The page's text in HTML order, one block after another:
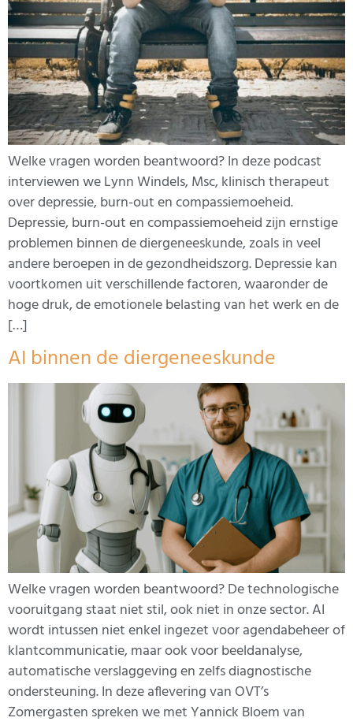
Welke vragen worden beantwoord? In deze podcast
interviewen we Lynn Windels, Msc, klinisch therapeut
over depressie, burn-out en compassiemoeheid.
Depressie, burn-out en compassiemoeheid zijn ernstige
problemen binnen de diergeneeskunde, zoals in veel
andere beroepen in de gezondheidszorg. Depressie kan
voortkomen uit verschillende factoren, waaronder de
hoge druk, de emotionele belasting van het werk en de
[…]
AI binnen de diergeneeskunde
Welke vragen worden beantwoord? De technologische
vooruitgang staat niet stil, ook niet in onze sector. AI
wordt intussen niet enkel ingezet voor agendabeheer of
klantcommunicatie, maar ook voor beeldanalyse,
automatische verslaggeving en zelfs diagnostische
ondersteuning. In deze aflevering van OVT’s
Zomergasten spreken we met Yannick Bloem van